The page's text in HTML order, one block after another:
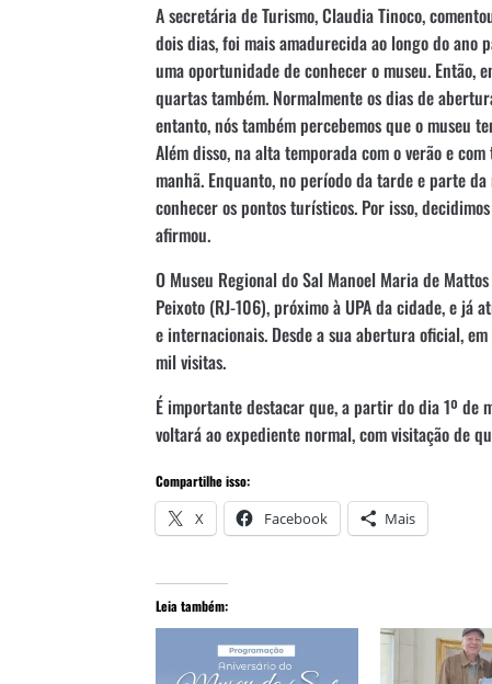
A secretária de Turismo, Claudia Tinoco,
dois dias, foi mais amadurecida ao longo do ano
uma oportunidade de conhecer o museu. Então,
quartas também. Normalmente os dias de
entanto, nós também percebemos que o museu
Além disso, na alta temporada com o verão e
manhã. Enquanto, no período da tarde e parte
conhecer os pontos turísticos. Por isso,
afirmou.
O Museu Regional do Sal Manoel Maria de
Peixoto (RJ-106), próximo à UPA da cidade, e
e internacionais. Desde a sua abertura oficial,
mil visitas.
É importante destacar que, a partir do dia 1º de
voltará ao expediente normal, com visitação de
Compartilhe isso:
X Facebook Mais
Leia também: